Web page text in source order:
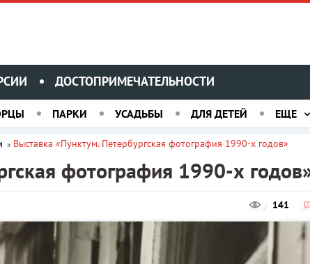
ДОСТОПРИМЕЧАТЕЛЬНОСТИ
ПАРКИ УСАДЬБЫ ДЛЯ ДЕТЕЙ ЕЩЕ
» Выставка «Пунктум. Петербургская фотография 1990-х годов»
фотография 1990-х
141